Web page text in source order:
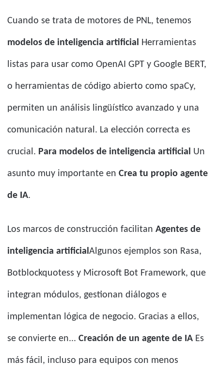
Cuando se trata de motores de PNL, tenemos
modelos de inteligencia artificial Herramientas
listas para usar como OpenAI GPT y Google BERT,
o herramientas de código abierto como spaCy,
permiten un análisis lingüístico avanzado y una
comunicación natural. La elección correcta es
crucial. Para modelos de inteligencia artificial Un
asunto muy importante en Crea tu propio agente
de IA.
Los marcos de construcción facilitan Agentes de
inteligencia artificialAlgunos ejemplos son Rasa,
Botblockquotess y Microsoft Bot Framework, que
integran módulos, gestionan diálogos e
implementan lógica de negocio. Gracias a ellos,
se convierte en... Creación de un agente de IA Es
más fácil, incluso para equipos con menos